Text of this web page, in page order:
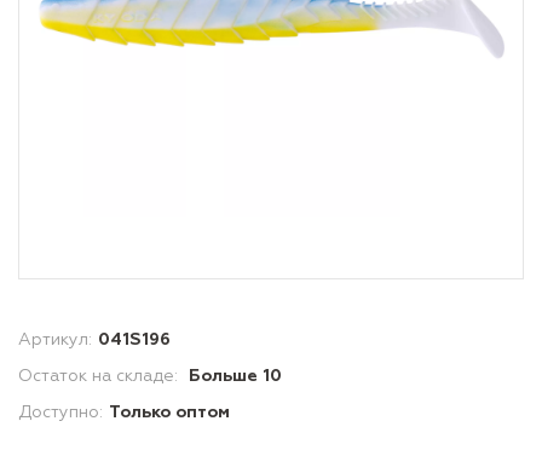
Артикул: 041S196
Остаток на складе: Больше 10
Доступно: Только оптом